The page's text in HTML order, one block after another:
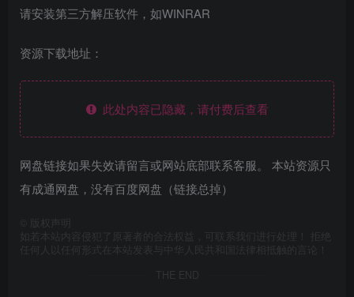
请安装第三方解压软件，如WINRAR
资源下载地址：
此处内容已隐藏，请付费后查看
网盘链接如果失效请留言或网站底部联系客服。 本站资源只
有成通网盘，没有百度网盘（链接总掉）
版权声明
如若本站内容侵犯了原著者的合法权益，可联系我们进行处理！ 拒绝
任何人以任何形式在本站发表与中华人民共和国法律相抵触的言论！
THE END